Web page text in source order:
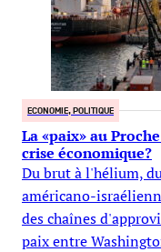
ECONOMIE, POLITIQUE
La «paix» au
crise économique?
Du brut à l'hélium,
américano-
des chaînes
paix entre